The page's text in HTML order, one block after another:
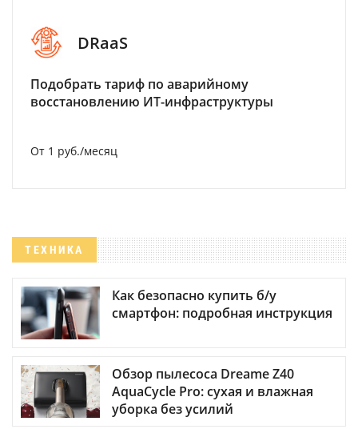
DRaaS
Подобрать тариф по аварийному
восстановлению ИТ-инфраструктуры
От 1 руб./месяц
ТЕХНИКА
Как безопасно купить б/у
смартфон: подробная инструкция
Обзор пылесоса Dreame Z40
AquaCycle Pro: сухая и влажная
уборка без усилий